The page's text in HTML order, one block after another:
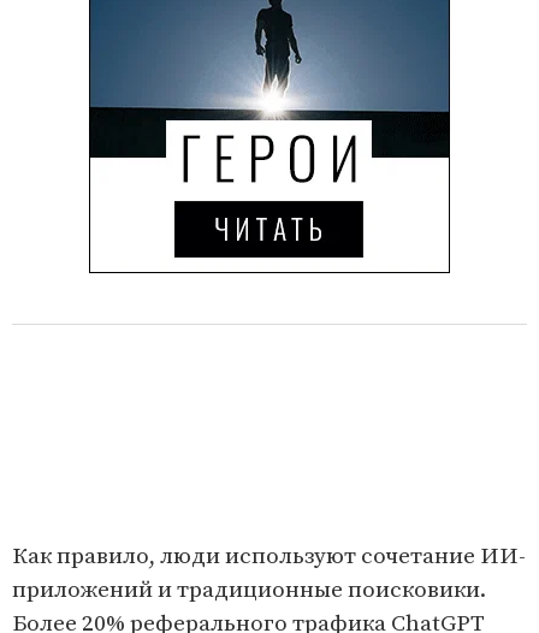
Как правило, люди используют сочетание ИИ-
приложений и традиционные поисковики.
Более 20% реферального трафика ChatGPT